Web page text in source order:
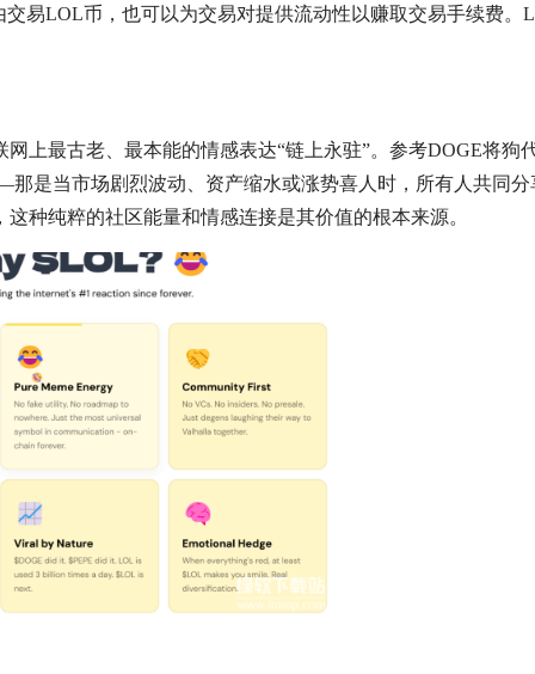
交易LOL币，也可以为交易对提供流动性以赚取交易手续费。
上最古老、最本能的情感表达“链上永驻”。参考DOGE将狗
是当市场剧烈波动、资产缩水或涨势喜人时，所有人共同分
种纯粹的社区能量和情感连接是其价值的根本来源。